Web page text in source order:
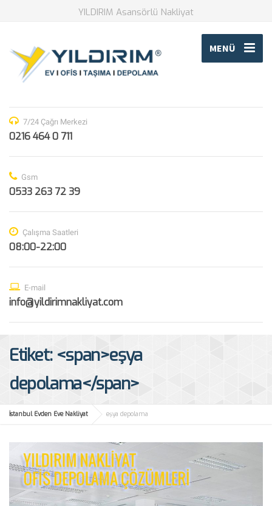
YILDIRIM Asansörlü Nakliyat
MENÜ
7/24 Çağrı Merkezi
0216 464 0 711
Gsm
0533 263 72 39
Çalışma Saatleri
08:00-22:00
E-mail
info@yildirimnakliyat.com
Etiket: <span>eşya
depolama</span>
İstanbul Evden Eve Nakliyat eşya depolama